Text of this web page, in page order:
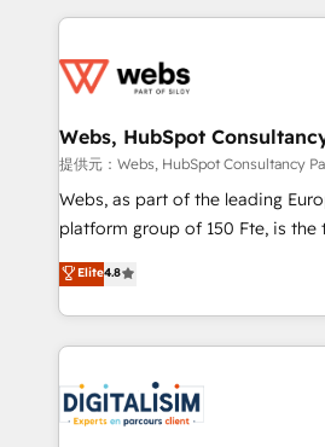
adoption, sales process and
the first time 🔧 Designing and
and build using HubSpot 🔌
with other systems 🎓 Training
HubSpot pros 📊 Lead
HubSpot Why us? - SIX HubSpot Accreditations -
CRM, Solutions Architecture, Onboarding , Data
Migration, Custom Integration &
team of 25+ experts Contact us today to help you
get more from your investment
Webs, HubSpot
提供元：Webs, HubSpot Consultancy
Webs, as part of the leading
platform group of 150 Fte, is the trusted Elite
HubSpot CRM Partner offering
maximizing EBITDA and
Excellence. With our targeted
strengthen your digital
Implementation partner, we
drive your business forward. Since 2015 we are fully
Elite4.8